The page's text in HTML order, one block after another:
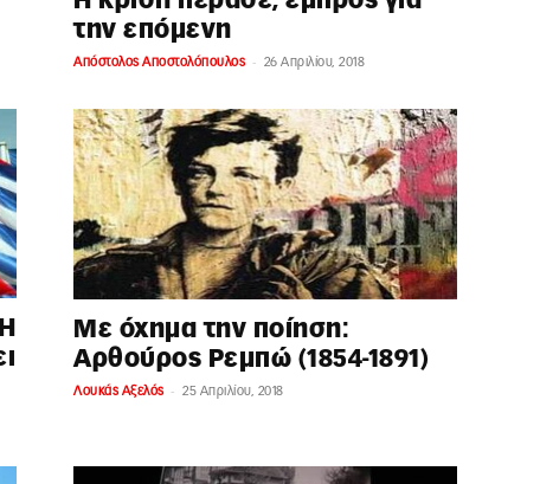
την επόμενη
Απόστολος Αποστολόπουλος - 26 Απριλίου, 2018
Με όχημα την ποίηση:
Αρθούρος Ρεμπώ (1854-1891)
Λουκάς Αξελός - 25 Απριλίου, 2018